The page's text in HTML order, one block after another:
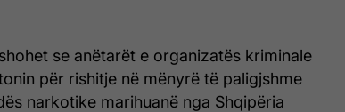
se anëtarët e organizatës kriminale
për rishitje në mënyrë të paligjshme
narkotike marihuanë nga Shqipëria